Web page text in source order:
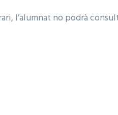
l’alumnat no podrà